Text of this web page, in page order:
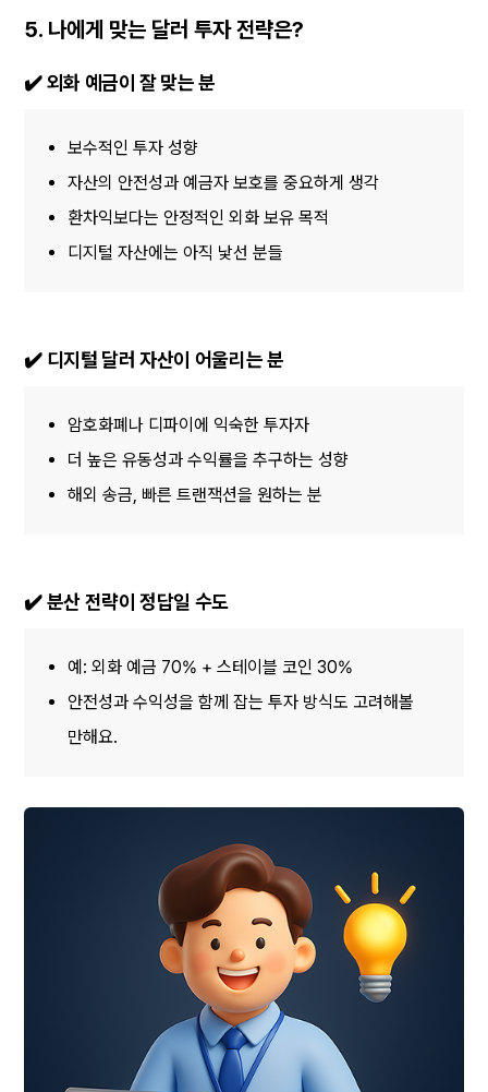
5. 나에게 맞는 달러 투자 전략은?
✔️ 외화 예금이 잘 맞는 분
보수적인 투자 성향
자산의 안전성과 예금자 보호를 중요하게 생각
환차익보다는 안정적인 외화 보유 목적
디지털 자산에는 아직 낯선 분들
✔️ 디지털 달러 자산이 어울리는 분
암호화폐나 디파이에 익숙한 투자자
더 높은 유동성과 수익률을 추구하는 성향
해외 송금, 빠른 트랜잭션을 원하는 분
✔️ 분산 전략이 정답일 수도
예: 외화 예금 70% + 스테이블 코인 30%
안전성과 수익성을 함께 잡는 투자 방식도 고려해볼
만해요.